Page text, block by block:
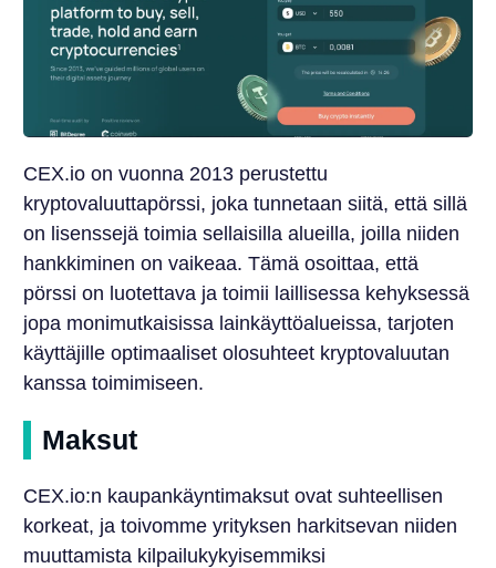
CEX.io on vuonna 2013 perustettu
kryptovaluuttapörssi, joka tunnetaan siitä, että sillä
on lisenssejä toimia sellaisilla alueilla, joilla niiden
hankkiminen on vaikeaa. Tämä osoittaa, että
pörssi on luotettava ja toimii laillisessa kehyksessä
jopa monimutkaisissa lainkäyttöalueissa, tarjoten
käyttäjille optimaaliset olosuhteet kryptovaluutan
kanssa toimimiseen.
Maksut
CEX.io:n kaupankäyntimaksut ovat suhteellisen
korkeat, ja toivomme yrityksen harkitsevan niiden
muuttamista kilpailukykyisemmiksi